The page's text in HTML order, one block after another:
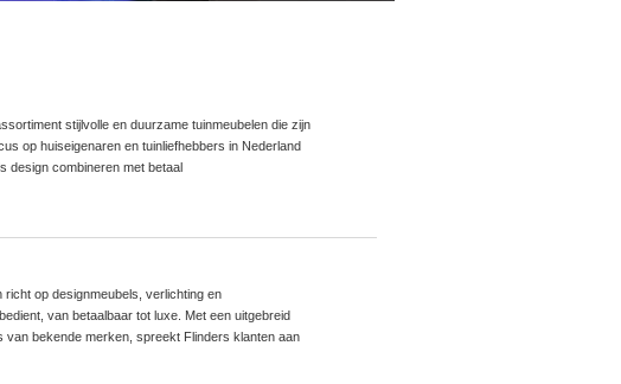
stijlvolle en duurzame tuinmeubelen die zijn
op huiseigenaren en tuinliefhebbers in Nederland
design combineren met betaal
op designmeubels, verlichting en
van betaalbaar tot luxe. Met een uitgebreid
bekende merken, spreekt Flinders klanten aan